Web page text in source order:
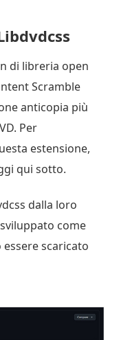
di libreria open
Scramble
anticopia più
Per
estensione,
qui sotto.
dalla loro
come
scaricato